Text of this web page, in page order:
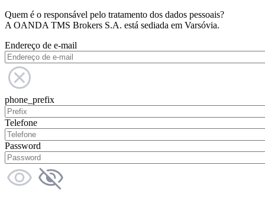
Quem é o responsável pelo tratamento dos dados pessoais?
A OANDA TMS Brokers S.A. está sediada em Varsóvia.
Endereço de e-mail
phone_prefix
Telefone
Password